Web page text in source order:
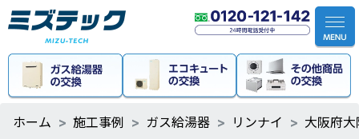
ホーム 施工事例 ガス給湯器 リンナイ 大阪府